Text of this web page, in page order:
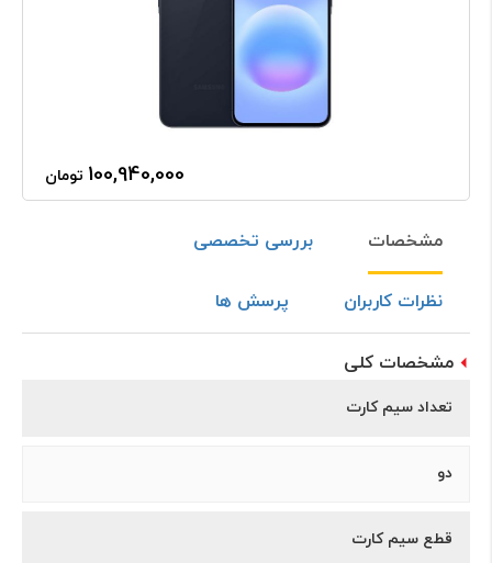
100,940,000 تومان
مشخصات بررسی تخصصی
نظرات کاربران پرسش ها
مشخصات کلی
تعداد سیم کارت
دو
قطع سیم کارت